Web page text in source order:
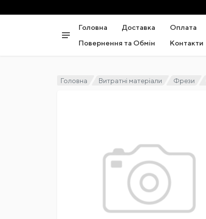
Головна Доставка
Оплата
Повернення та Обмін
Контакти
Головна Витратні матеріали Фрези